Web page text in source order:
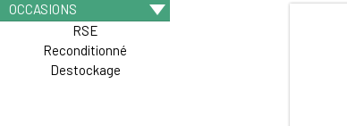
OCCASIONS
RSE
Reconditionné
Destockage